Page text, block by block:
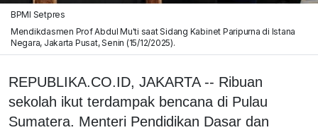
BPMI Setpres
Mendikdasmen Prof Abdul Mu'ti saat Sidang Kabinet Paripurna di Istana
Negara, Jakarta Pusat, Senin (15/12/2025).
REPUBLIKA.CO.ID, JAKARTA -- Ribuan
sekolah ikut terdampak bencana di Pulau
Sumatera. Menteri Pendidikan Dasar dan